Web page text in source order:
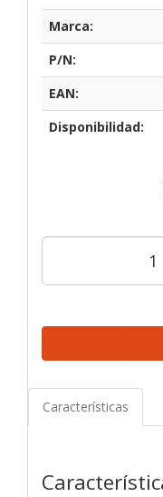
Marca:
P/N:
EAN:
Disponibilidad:
Características